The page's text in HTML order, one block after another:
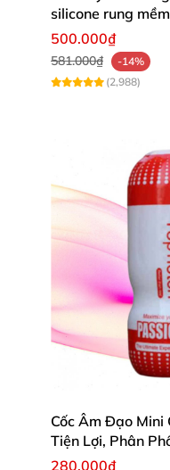
Bên trong
Silicone
Dual
thông
silicone rung
500.000₫
581.000₫
-14%
(2,988)
Cốc Âm Đạo Mini
Tiện Lợi, Phân
280.000₫